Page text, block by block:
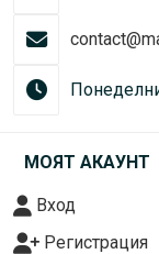
МОЯТ АКАУНТ
Вход
Регистрация